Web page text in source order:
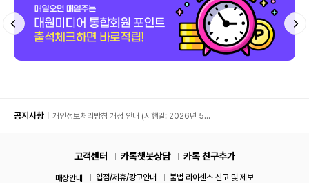
공지사항
개인정보처리방침 개정 안내 (시행일: 2026년 5월
고객센터 카톡챗봇상담 카톡 친구추가
매장안내 입점/제휴/광고안내
불법 라이센스 신고 및 제보